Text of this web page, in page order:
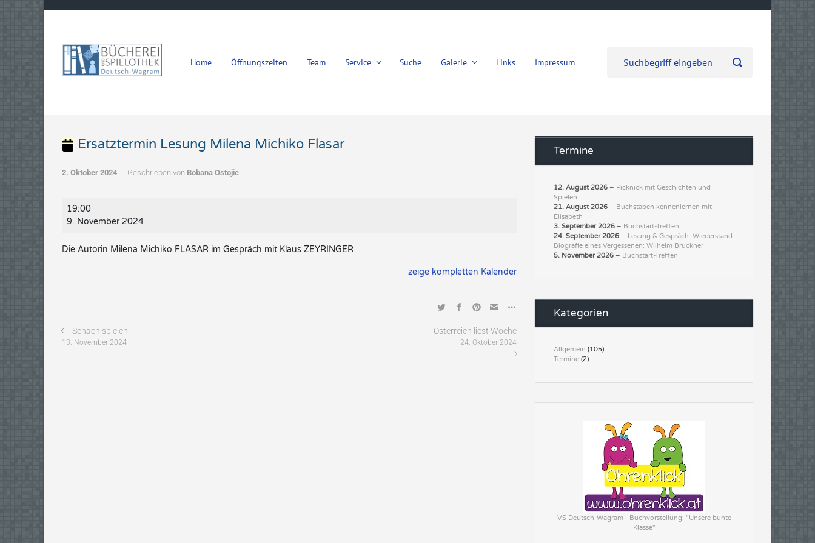
Home Öffnungszeiten Team Service Suche Galerie Links Impressum
Ersatztermin Lesung Milena Michiko Flasar
2. Oktober 2024 Geschrieben von Bobana Ostojic
Ersatztermin
Lesung
Flasar
19:00
9. November 2024
Die Autorin Milena Michiko FLASAR im Gespräch mit Klaus ZEYRINGER
zeige kompletten Kalender
Schach spielen
13. November 2024
Österreich liest Woche
24. Oktober 2024
Termine
12. August 2026 – Picknick mit Geschichten und
Spielen
21. August 2026 – Buchstaben kennenlernen mit
Elisabeth
3. September 2026 – Buchstart-Treffen
24. September 2026 – Lesung & Gespräch: Wiederstand-
Biografie eines Vergessenen: Wilhelm Bruckner
5. November 2026 – Buchstart-Treffen
Kategorien
Allgemein (105)
Termine (2)
VS Deutsch-Wagram - Buchvorstellung: "Unsere bunte
Klasse"